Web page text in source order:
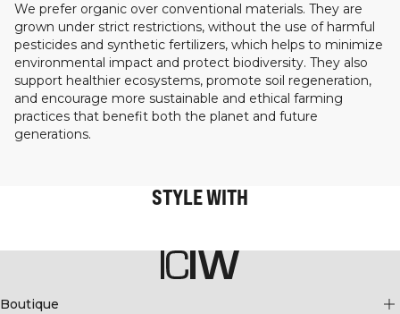
We prefer organic over conventional materials. They are
grown under strict restrictions, without the use of harmful
pesticides and synthetic fertilizers, which helps to minimize
environmental impact and protect biodiversity. They also
support healthier ecosystems, promote soil regeneration,
and encourage more sustainable and ethical farming
practices that benefit both the planet and future
generations.
STYLE WITH
Boutique